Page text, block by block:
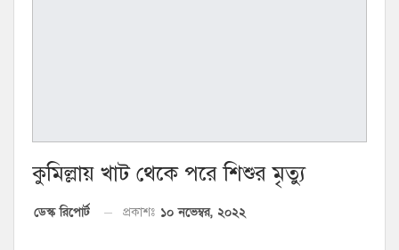
কুমিল্লায় খাট থেকে পরে শিশুর মৃত্যু
ডেস্ক রিপোর্ট প্রকাশঃ ১০ নভেম্বর, ২০২২